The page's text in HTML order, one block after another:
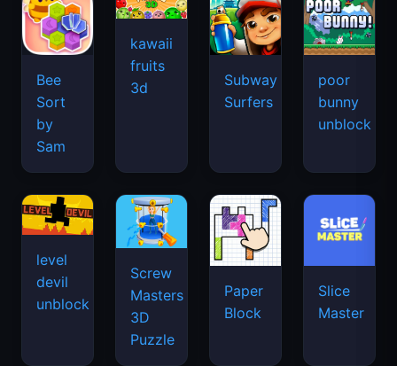
Bee
Sort
by
Sam
kawaii
fruits
3d
Subway
Surfers
poor
bunny
unblock
level
devil
unblock
Screw
Masters
3D
Puzzle
Paper
Block
Slice
Master